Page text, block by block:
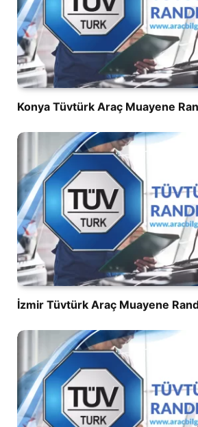
Konya Tüvtürk Araç Muayene
İzmir Tüvtürk Araç Muayene